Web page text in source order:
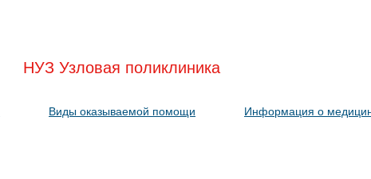
НУЗ Узловая поликлиника
Виды оказываемой помощи Информация о